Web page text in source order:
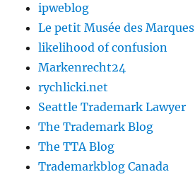
ipweblog
Le petit Musée des Marques
likelihood of confusion
Markenrecht24
rychlicki.net
Seattle Trademark Lawyer
The Trademark Blog
The TTA Blog
Trademarkblog Canada